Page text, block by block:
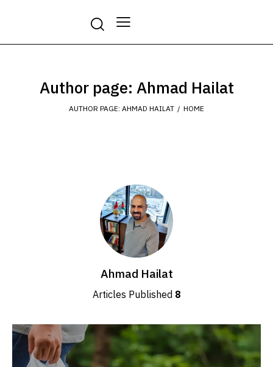
Author page: Ahmad Hailat
HOME
AUTHOR PAGE: AHMAD HAILAT
Ahmad Hailat
8
Articles Published